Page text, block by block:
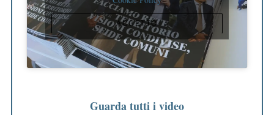
ACCETTO
Guarda tutti i video